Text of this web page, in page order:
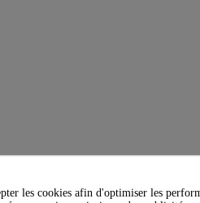
les cookies afin d'optimiser les